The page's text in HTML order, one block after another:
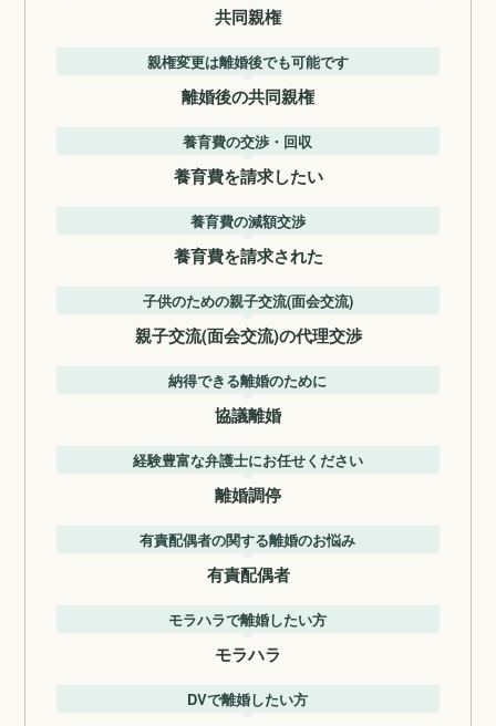
共同親権
親権変更は離婚後でも可能です
離婚後の共同親権
養育費の交渉・回収
養育費を請求したい
養育費の減額交渉
養育費を請求された
子供のための親子交流(面会交流)
親子交流(面会交流)の代理交渉
納得できる離婚のために
協議離婚
経験豊富な弁護士にお任せください
離婚調停
有責配偶者の関する離婚のお悩み
有責配偶者
モラハラで離婚したい方
モラハラ
DVで離婚したい方